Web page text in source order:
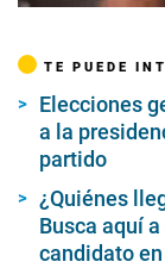
TE PUEDE
Elecciones
a la
partido
¿Quiénes
Busca aquí
candidato